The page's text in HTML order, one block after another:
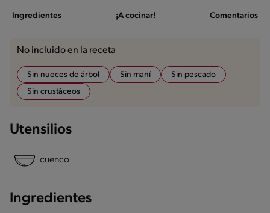
Ingredientes ¡A cocinar! Comentarios
No incluido en la receta
Sin nueces de árbol Sin maní
Sin pescado
Sin crustáceos
Utensilios
cuenco
Ingredientes